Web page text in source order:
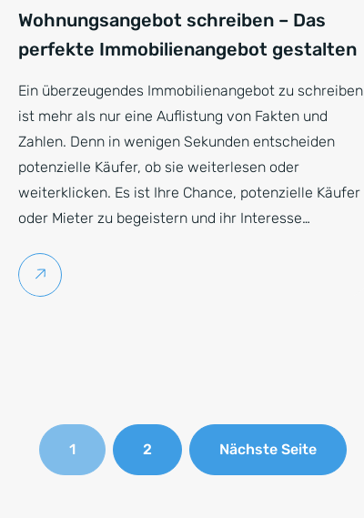
Wohnungsangebot schreiben – Das
perfekte Immobilienangebot gestalten
Ein überzeugendes Immobilienangebot zu schreiben
ist mehr als nur eine Auflistung von Fakten und
Zahlen. Denn in wenigen Sekunden entscheiden
potenzielle Käufer, ob sie weiterlesen oder
weiterklicken. Es ist Ihre Chance, potenzielle Käufer
oder Mieter zu begeistern und ihr Interesse…
Weiterlesen
1 2 Nächste Seite